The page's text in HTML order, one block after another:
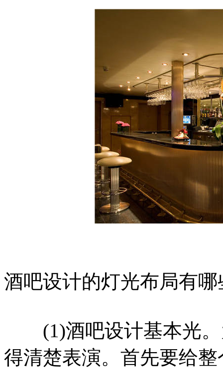
酒吧设计的灯光布局有
(1)酒吧设计基本光。
得清楚表演。首先要给